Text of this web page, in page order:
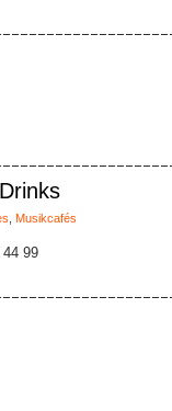
Musikcafés
99